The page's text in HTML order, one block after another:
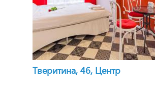
Тверитина, 46, Центр